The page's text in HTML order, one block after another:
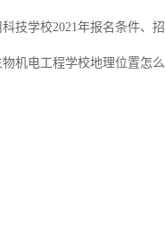
技学校2021年报名条件、
物机电工程学校地理位置怎